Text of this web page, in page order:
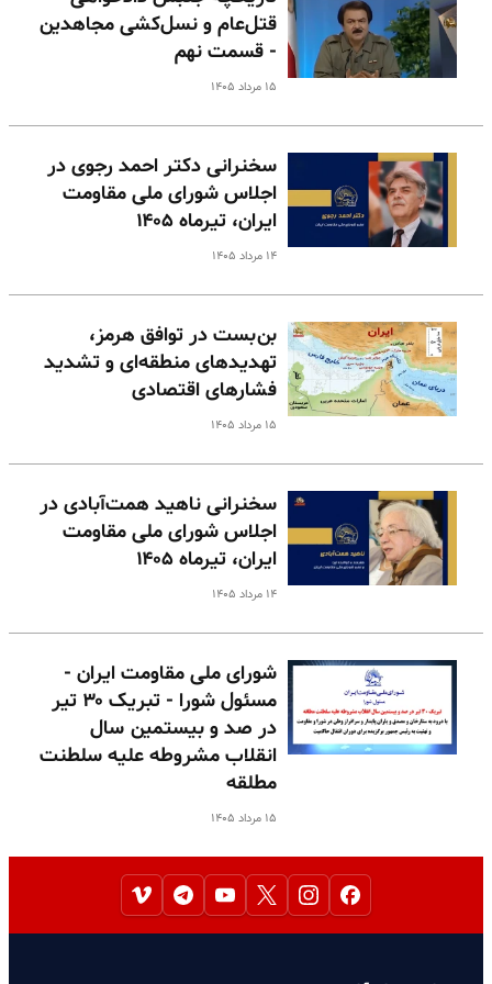
قتل‌عام و نسل‌کشی مجاهدین
- قسمت نهم
۱۵ مرداد ۱۴۰۵
سخنرانی دکتر احمد رجوی در
اجلاس شورای ملی مقاومت
ایران، تیرماه ۱۴۰۵
۱۴ مرداد ۱۴۰۵
بن‌بست در توافق هرمز،
تهدیدهای منطقه‌ای و تشدید
فشارهای اقتصادی
۱۵ مرداد ۱۴۰۵
سخنرانی ناهید همت‌آبادی در
اجلاس شورای ملی مقاومت
ایران، تیرماه ۱۴۰۵
۱۴ مرداد ۱۴۰۵
شورای ملی مقاومت ایران -
مسئول شورا - تبریک ۳۰ تیر
در صد و بیستمین سال
انقلاب مشروطه علیه سلطنت
مطلقه
۱۵ مرداد ۱۴۰۵